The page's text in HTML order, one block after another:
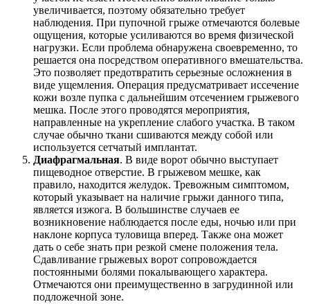
увеличивается, поэтому обязательно требует
наблюдения. При пупочной грыже отмечаются болевые
ощущения, которые усиливаются во время физической
нагрузки. Если проблема обнаружена своевременно, то
решается она посредством оперативного вмешательства.
Это позволяет предотвратить серьезные осложнения в
виде ущемления. Операция предусматривает иссечение
кожи возле пупка с дальнейшим отсечением грыжевого
мешка. После этого проводятся мероприятия,
направленные на укрепление слабого участка. В таком
случае обычно ткани сшиваются между собой или
используется сетчатый имплантат.
Диафрагмальная. В виде ворот обычно выступает
пищеводное отверстие. В грыжевом мешке, как
правило, находится желудок. Тревожным симптомом,
который указывает на наличие грыжи данного типа,
является изжога. В большинстве случаев ее
возникновение наблюдается после еды, ночью или при
наклоне корпуса туловища вперед. Также она может
дать о себе знать при резкой смене положения тела.
Сдавливание грыжевых ворот сопровождается
постоянными болями покалывающего характера.
Отмечаются они преимущественно в загрудинной или
подложечной зоне.